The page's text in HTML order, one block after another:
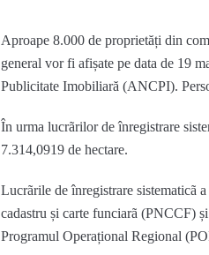
Aproape 8.000 de proprietăți din
general vor fi afișate pe data de 19
Publicitate Imobiliară (ANCPI).
În urma lucrãrilor de înregistrare
7.314,0919 de hectare.
Lucrãrile de înregistrare sistematicã
cadastru și carte funciarã (PNCCF)
Programul Operațional Regional